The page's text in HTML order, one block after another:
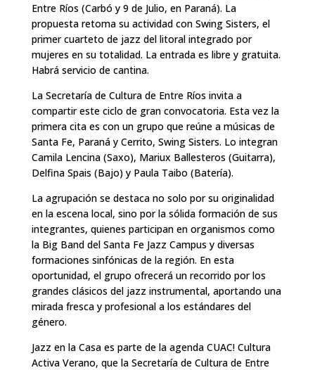
Entre Ríos (Carbó y 9 de Julio, en Paraná). La
propuesta retoma su actividad con Swing Sisters, el
primer cuarteto de jazz del litoral integrado por
mujeres en su totalidad. La entrada es libre y gratuita.
Habrá servicio de cantina.
La Secretaría de Cultura de Entre Ríos invita a
compartir este ciclo de gran convocatoria. Esta vez la
primera cita es con un grupo que reúne a músicas de
Santa Fe, Paraná y Cerrito, Swing Sisters. Lo integran
Camila Lencina (Saxo), Mariux Ballesteros (Guitarra),
Delfina Spais (Bajo) y Paula Taibo (Batería).
La agrupación se destaca no solo por su originalidad
en la escena local, sino por la sólida formación de sus
integrantes, quienes participan en organismos como
la Big Band del Santa Fe Jazz Campus y diversas
formaciones sinfónicas de la región. En esta
oportunidad, el grupo ofrecerá un recorrido por los
grandes clásicos del jazz instrumental, aportando una
mirada fresca y profesional a los estándares del
género.
Jazz en la Casa es parte de la agenda CUAC! Cultura
Activa Verano, que la Secretaría de Cultura de Entre